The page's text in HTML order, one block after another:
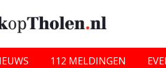
112 MELDINGEN